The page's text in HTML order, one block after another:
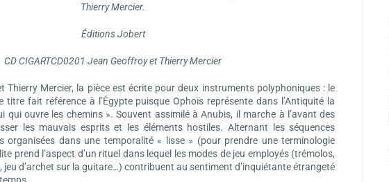
Thierry Mercier.
Éditions Jobert
CD CIGARTCD0201 Jean Geoffroy et Thierry Mercier
Thierry Mercier, la pièce est écrite pour deux instruments polyphoniques : le
fait référence à l’Égypte puisque Ophoïs représente dans l’Antiquité la
qui ouvre les chemins ». Souvent assimilé à Anubis, il marche à l’avant des
les mauvais esprits et les éléments hostiles. Alternant les séquences
organisées dans une temporalité « lisse » (pour prendre une terminologie
prend l’aspect d’un rituel dans lequel les modes de jeu employés (trémolos,
d’archet sur la guitare…) contribuent au sentiment d’inquiétante étrangeté